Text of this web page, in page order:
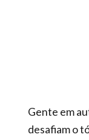
Gente em
desafiam o